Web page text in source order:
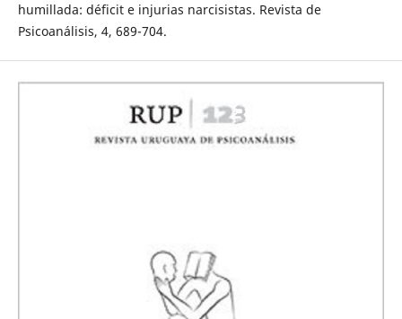
humillada: déficit e injurias narcisistas. Revista de
Psicoanálisis, 4, 689-704.